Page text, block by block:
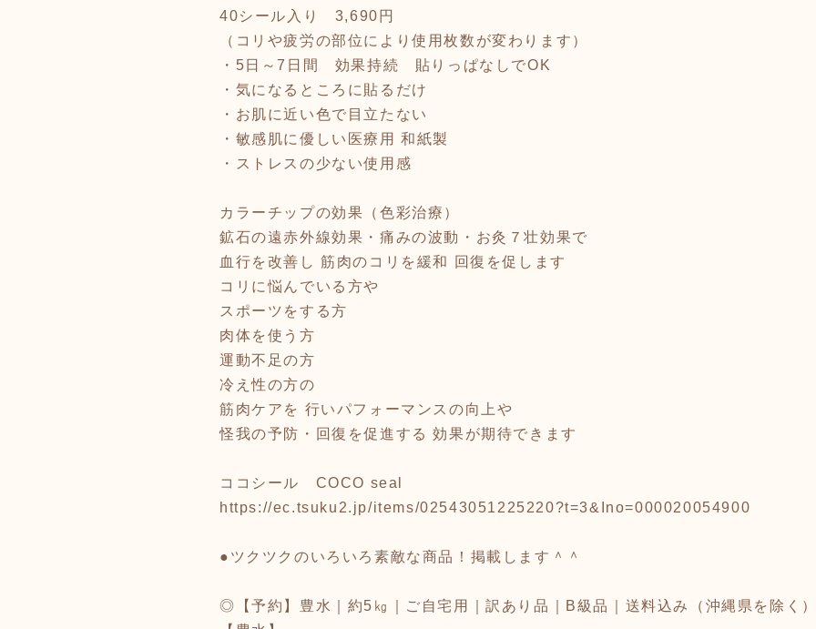
40シール入り 3,690円
（コリや疲労の部位により使用枚数が変わります）
・5日～7日間 効果持続 貼りっぱなしでOK
・気になるところに貼るだけ
・お肌に近い色で目立たない
・敏感肌に優しい医療用 和紙製
・ストレスの少ない使用感
カラーチップの効果（色彩治療）
鉱石の遠赤外線効果・痛みの波動・お灸７壮効果で
血行を改善し 筋肉のコリを緩和 回復を促します
コリに悩んでいる方や
スポーツをする方
肉体を使う方
運動不足の方
冷え性の方の
筋肉ケアを 行いパフォーマンスの向上や
怪我の予防・回復を促進する 効果が期待できます
ココシール COCO seal
https://ec.tsuku2.jp/items/02543051225220?t=3&Ino=000020054900
●ツクツクのいろいろ素敵な商品！掲載します＾＾
◎【予約】豊水｜約5㎏｜ご自宅用｜訳あり品｜B級品｜送料込み（沖縄県を除く）